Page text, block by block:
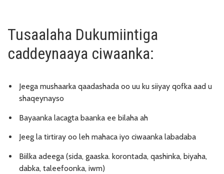
Tusaalaha Dukumiintiga
caddeynaaya ciwaanka:
Jeega mushaarka qaadashada oo uu ku siiyay qofka aad u
shaqeynayso
Bayaanka lacagta baanka ee bilaha ah
Jeeg la tirtiray oo leh mahaca iyo ciwaanka labadaba
Biilka adeega (sida, gaaska. korontada, qashinka, biyaha,
dabka, taleefoonka, iwm)